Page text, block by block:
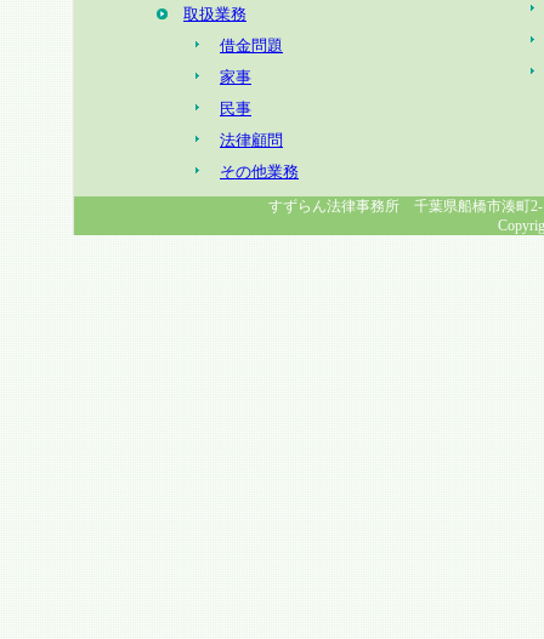
取扱業務
借金問題
家事
民事
法律顧問
その他業務
すずらん法律事務所 千葉県船橋市湊町